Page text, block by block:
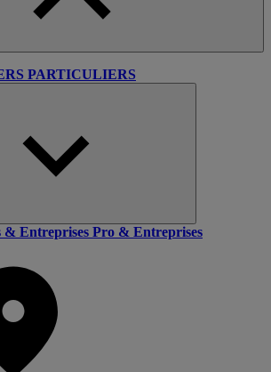
PARTICULIERS
& Entreprises Pro & Entreprises